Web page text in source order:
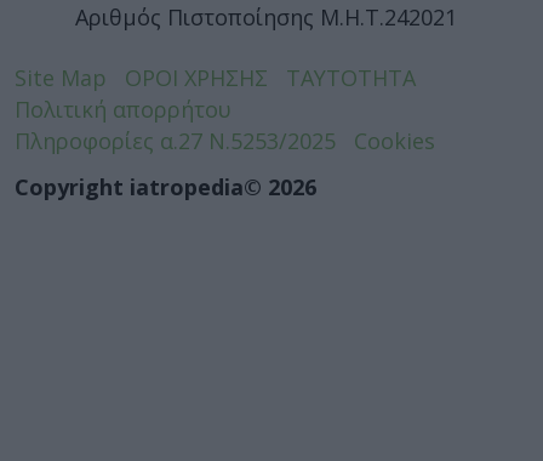
Αριθμός Πιστοποίησης Μ.Η.Τ.242021
Site Map ΟΡΟΙ ΧΡΗΣΗΣ
ΤΑΥΤΟΤΗΤΑ
Πολιτική απορρήτου
Πληροφορίες α.27 Ν.5253/2025
Cookies
Copyright iatropedia© 2026